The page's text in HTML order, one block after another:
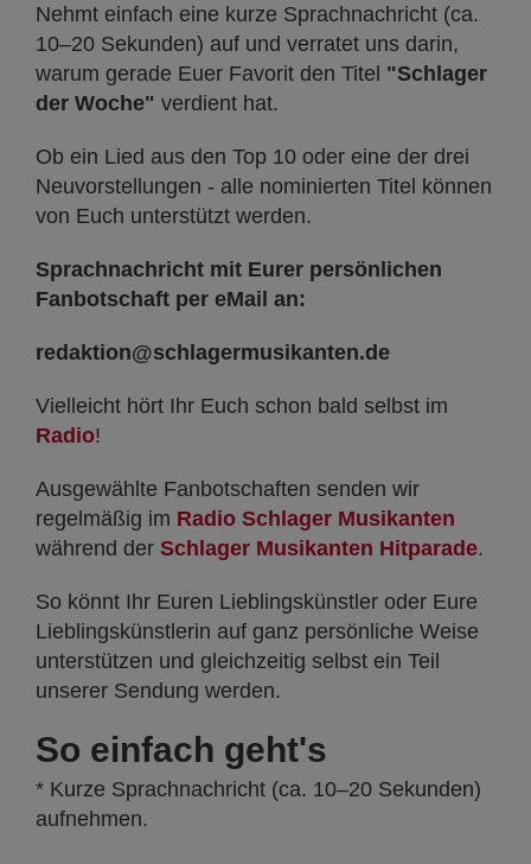
Nehmt einfach eine kurze Sprachnachricht (ca.
10–20 Sekunden) auf und verratet uns darin,
warum gerade Euer Favorit den Titel "Schlager
der Woche" verdient hat.
Ob ein Lied aus den Top 10 oder eine der drei
Neuvorstellungen - alle nominierten Titel können
von Euch unterstützt werden.
Sprachnachricht mit Eurer persönlichen
Fanbotschaft per eMail an:
redaktion@schlagermusikanten.de
Vielleicht hört Ihr Euch schon bald selbst im
Radio!
Ausgewählte Fanbotschaften senden wir
regelmäßig im Radio Schlager Musikanten
während der Schlager Musikanten Hitparade.
So könnt Ihr Euren Lieblingskünstler oder Eure
Lieblingskünstlerin auf ganz persönliche Weise
unterstützen und gleichzeitig selbst ein Teil
unserer Sendung werden.
So einfach geht's
* Kurze Sprachnachricht (ca. 10–20 Sekunden)
aufnehmen.